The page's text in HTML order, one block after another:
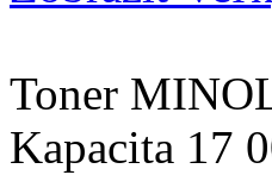
Toner
Kapacita 17